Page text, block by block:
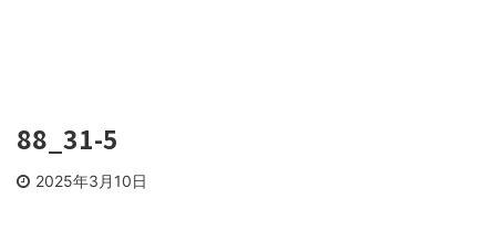
88_31-5
2025年3月10日